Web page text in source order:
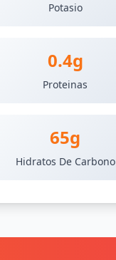
Potasio
0.4g
Proteinas
65g
Hidratos De Carbono